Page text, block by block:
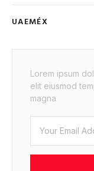
UAEMÉX
Lorem ipsum
elit eiusmod
magna